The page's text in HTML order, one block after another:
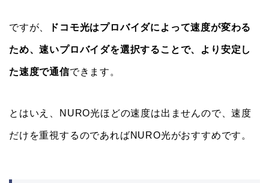
ですが、 ドコモ光はプロバイダによって速度が変わる
ため、速いプロバイダを選択することで、より安定し
た速度で通信できます。
とはいえ、NURO光ほどの速度は出ませんので、速度
だけを重視するのであればNURO光がおすすめです。